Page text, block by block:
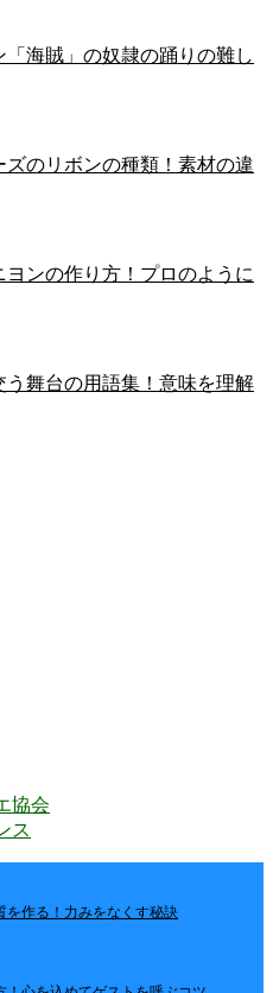
海賊」の奴隷の踊りの難し
のリボンの種類！素材の違
ンの作り方！プロのように
舞台の用語集！意味を理解
協会
ス
を作る！力みをなくす秘訣